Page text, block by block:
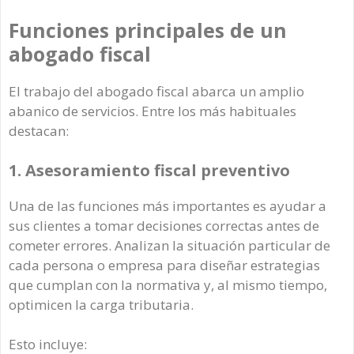
Funciones principales de un
abogado fiscal
El trabajo del abogado fiscal abarca un amplio
abanico de servicios. Entre los más habituales
destacan:
1. Asesoramiento fiscal preventivo
Una de las funciones más importantes es ayudar a
sus clientes a tomar decisiones correctas antes de
cometer errores. Analizan la situación particular de
cada persona o empresa para diseñar estrategias
que cumplan con la normativa y, al mismo tiempo,
optimicen la carga tributaria.
Esto incluye: